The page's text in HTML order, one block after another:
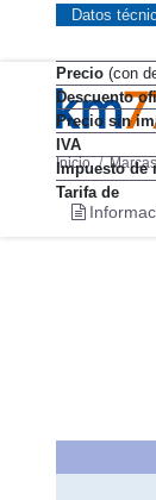
Inicio Marcas
Datos
Precio (con
Descuento
Precio sin
IVA
Impuesto de
Tarifa de